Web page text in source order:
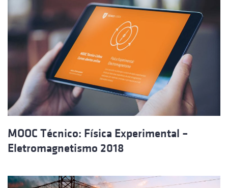
MOOC Técnico: Física Experimental –
Eletromagnetismo 2018